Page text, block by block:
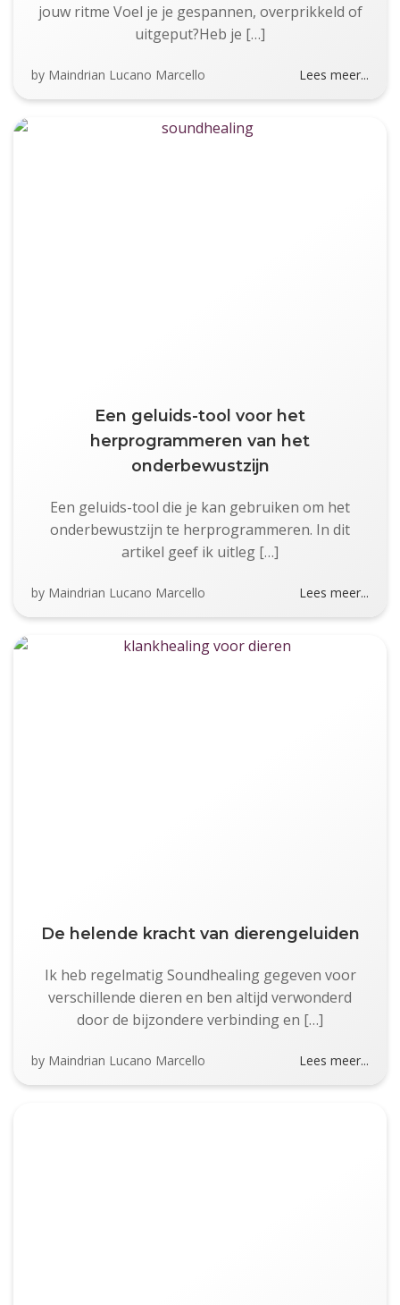
jouw ritme Voel je je gespannen, overprikkeld of
uitgeput?Heb je […]
by Maindrian Lucano Marcello Lees meer...
Een geluids-tool voor het
herprogrammeren van het
onderbewustzijn
Een geluids-tool die je kan gebruiken om het
onderbewustzijn te herprogrammeren. In dit
artikel geef ik uitleg […]
by Maindrian Lucano Marcello Lees meer...
De helende kracht van dierengeluiden
Ik heb regelmatig Soundhealing gegeven voor
verschillende dieren en ben altijd verwonderd
door de bijzondere verbinding en […]
by Maindrian Lucano Marcello Lees meer...